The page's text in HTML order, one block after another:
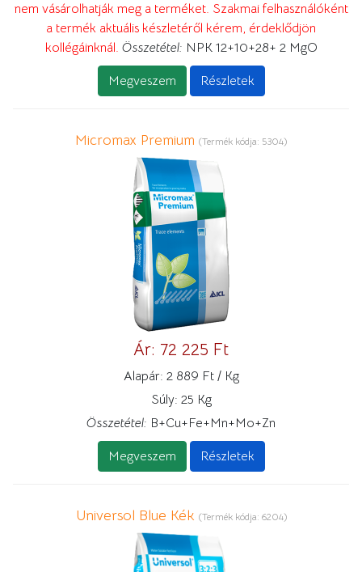
nem vásárolhatják meg a terméket. Szakmai felhasználóként
a termék aktuális készletéről kérem, érdeklődjön
kollégáinknál. Összetétel: NPK 12+10+28+ 2 MgO
Megveszem Részletek
Micromax Premium (Termék kódja: 5304)
Ár: 72 225 Ft
Alapár: 2 889 Ft / Kg
Súly: 25 Kg
Összetétel: B+Cu+Fe+Mn+Mo+Zn
Megveszem Részletek
Universol Blue Kék (Termék kódja: 6204)